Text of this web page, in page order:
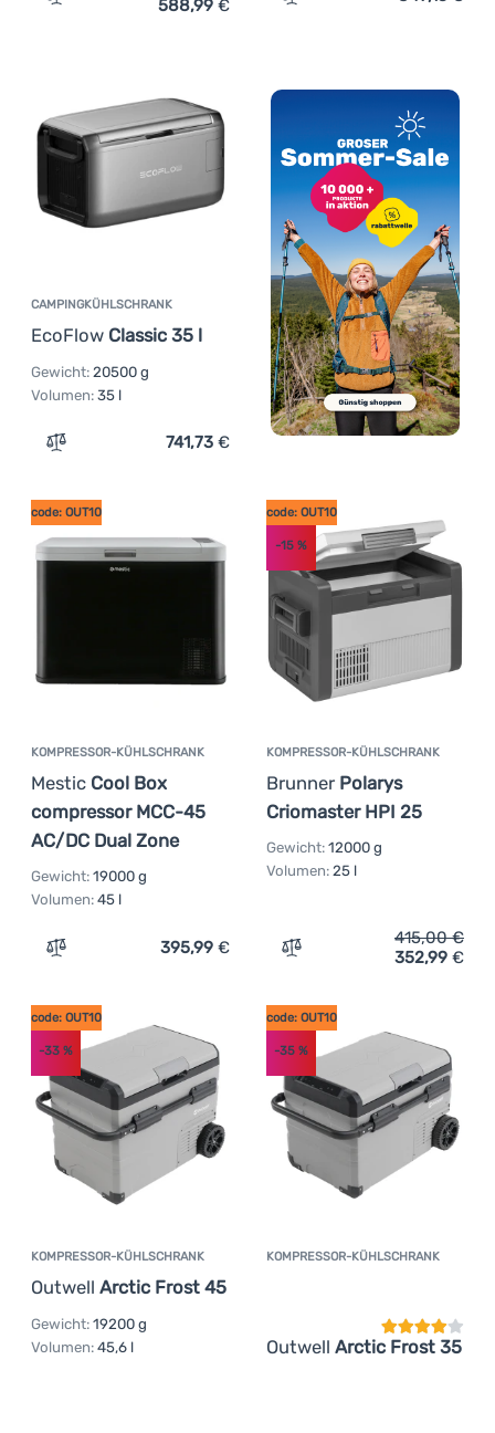
Zum Vergleich 'Kompressor-Kühlschrank Brunner
588,99 € Zum Vergleich
CAMPINGKÜHLSCHRANK
EcoFlow Classic 35 l
Gewicht: 20500 g
Volumen: 35 l
Zum Vergleich 'Campingkühlschrank EcoFlow Classic
741,73 €
KOMPRESSOR-KÜHLSCHRANK
Mestic Cool Box
compressor MCC-45
AC/DC Dual Zone
code: OUT10
Gewicht: 19000 g
Volumen: 45 l
Zum Vergleich 'Kompressor-Kühlschrank Mestic Cool
395,99 €
KOMPRESSOR-KÜHLSCHRANK
Brunner Polarys
Criomaster HPI 25
code: OUT10
-15%
Gewicht: 12000 g
Volumen: 25 l
Zum Vergleich
415,00€
352,99 €
KOMPRESSOR-KÜHLSCHRANK
Outwell Arctic Frost 45
code: OUT10
-33 %
Gewicht: 19200 g
Volumen: 45,6 l
KOMPRESSOR-KÜHLSCHRANK
Outwell Arctic Frost 35
code: OUT10
-35%